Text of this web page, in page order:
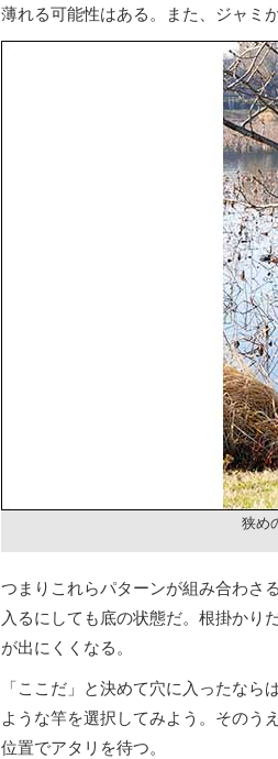
薄れる可能性はある。また、ジャミ
狭め
つまりこれらパターンが組み合わさ
入るにしても底の状態だ。根掛かり
が出にくくなる。
「ここだ」と決めて穴に入ったな
ような竿を選択してみよう。そのう
位置でアタリを待つ。